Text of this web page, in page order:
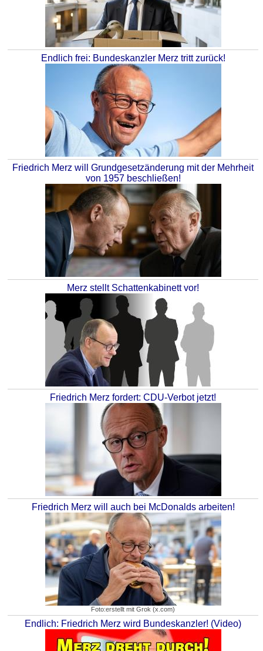
Endlich frei: Bundeskanzler Merz tritt zurück!
Friedrich Merz will Grundgesetzänderung mit der Mehrheit
von 1957 beschließen!
Merz stellt Schattenkabinett vor!
Friedrich Merz fordert: CDU-Verbot jetzt!
Friedrich Merz will auch bei McDonalds arbeiten!
Foto:erstellt mit Grok (x.com)
Endlich: Friedrich Merz wird Bundeskanzler! (Video)